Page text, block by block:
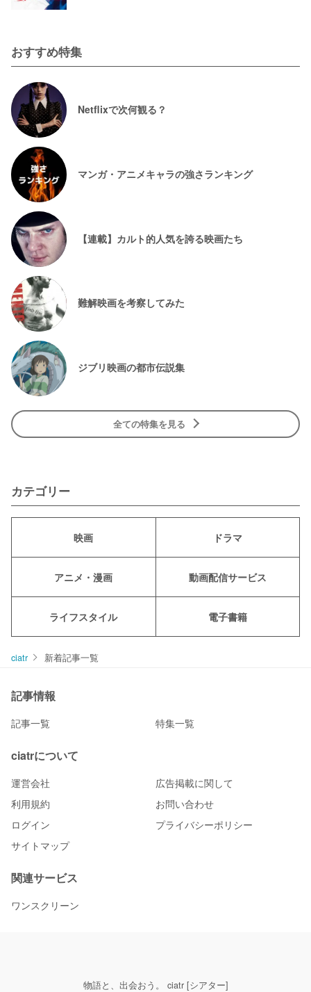
おすすめ特集
Netflixで次何観る？
マンガ・アニメキャラの強さランキング
【連載】カルト的人気を誇る映画たち
難解映画を考察してみた
ジブリ映画の都市伝説集
全ての特集を見る
カテゴリー
映画 ドラマ
アニメ・漫画 動画配信サービス
ライフスタイル 電子書籍
ciatr 新着記事一覧
記事情報
記事一覧 特集一覧
ciatrについて
運営会社
広告掲載に関して
利用規約
お問い合わせ
ログイン
プライバシーポリシー
サイトマップ
関連サービス
ワンスクリーン
物語と、出会おう。 ciatr [シアター]